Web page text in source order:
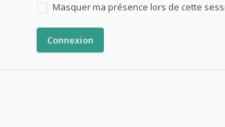
Masquer ma présence lors de cette